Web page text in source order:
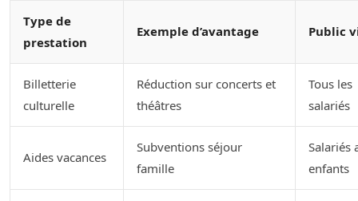
Type de
prestation
Exemple d’avantage Public
Billetterie
culturelle
Réduction sur concerts et
théâtres
Tous les
salariés
Aides vacances
Subventions séjour
famille
Salariés
enfants